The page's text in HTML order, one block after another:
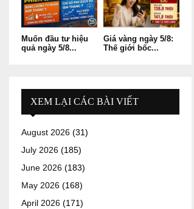
Muốn đầu tư hiệu
quả ngày 5/8...
Giá vàng ngày 5/8:
Thế giới bốc...
XEM LẠI CÁC BÀI VIẾT
August 2026 (31)
July 2026 (185)
June 2026 (183)
May 2026 (168)
April 2026 (171)